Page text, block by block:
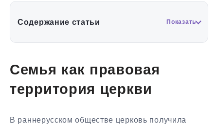
Содержание статьи Показать
Семья как правовая
территория церкви
В раннерусском обществе церковь получила